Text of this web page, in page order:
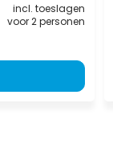
incl. toeslagen
voor 2 personen